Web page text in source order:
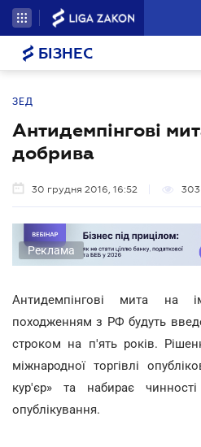
БІЗНЕС
ЗЕД
Антидемпінгові
добрива
30 грудня 2016, 16:52 303
Реклама
Антидемпінгові мита на
походженням з РФ будуть
строком на п'ять років.
міжнародної торгівлі
кур'єр» та набирає
опублікування.